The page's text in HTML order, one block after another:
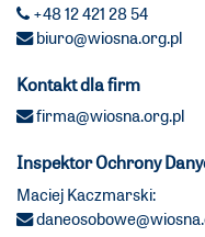
+48 12 421 28 54
biuro@wiosna.org.pl
Kontakt dla firm
firma@wiosna.org.pl
Inspektor Ochrony
Maciej Kaczmarski: